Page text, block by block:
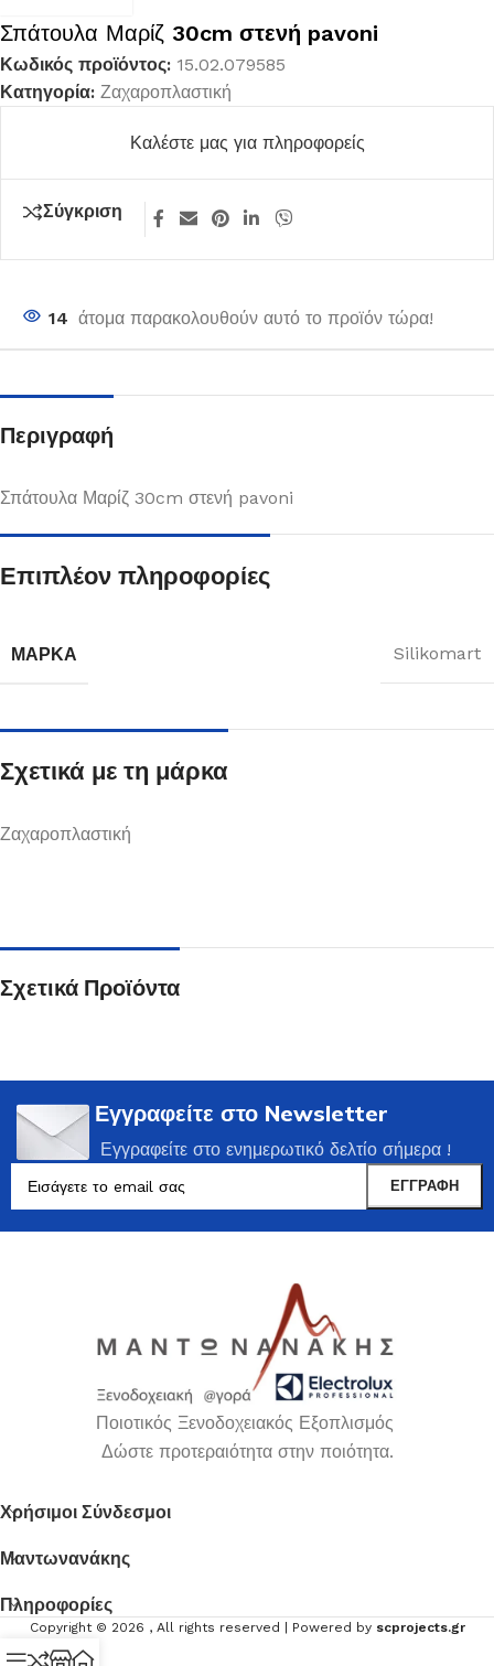
Σπάτουλα Μαρίζ 30cm στενή pavoni
Κωδικός προϊόντος: 15.02.079585
Κατηγορία: Ζαχαροπλαστική
Καλέστε μας για πληροφορείς
Σύγκριση
14 άτομα παρακολουθούν αυτό το προϊόν τώρα!
Περιγραφή
Σπάτουλα Μαρίζ 30cm στενή pavoni
Επιπλέον πληροφορίες
ΜΆΡΚΑ Silikomart
Σχετικά με τη μάρκα
Ζαχαροπλαστική
Σχετικά Προϊόντα
Εγγραφείτε στο Newsletter
Εγγραφείτε στο ενημερωτικό δελτίο σήμερα !
Ποιοτικός Ξενοδοχειακός Εξοπλισμός
Δώστε προτεραιότητα στην ποιότητα.
Χρήσιμοι Σύνδεσμοι
Μαντωνανάκης
Πληροφορίες
Copyright © 2026 , All rights reserved | Powered by scprojects.gr